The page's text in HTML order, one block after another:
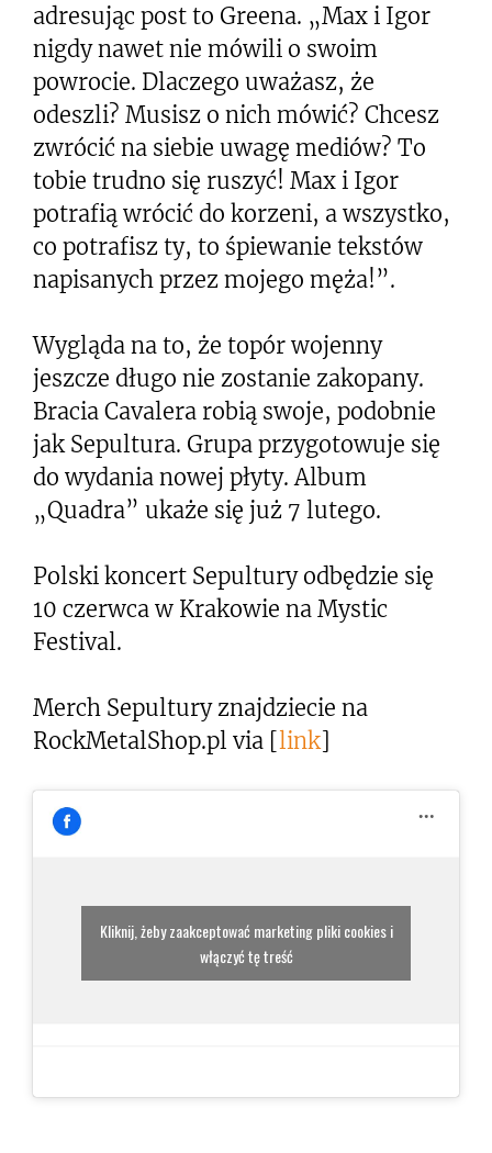
adresując post to Greena. „Max i Igor
nigdy nawet nie mówili o swoim
powrocie. Dlaczego uważasz, że
odeszli? Musisz o nich mówić? Chcesz
zwrócić na siebie uwagę mediów? To
tobie trudno się ruszyć! Max i Igor
potrafią wrócić do korzeni, a wszystko,
co potrafisz ty, to śpiewanie tekstów
napisanych przez mojego męża!”.
Wygląda na to, że topór wojenny
jeszcze długo nie zostanie zakopany.
Bracia Cavalera robią swoje, podobnie
jak Sepultura. Grupa przygotowuje się
do wydania nowej płyty. Album
„Quadra” ukaże się już 7 lutego.
Polski koncert Sepultury odbędzie się
10 czerwca w Krakowie na Mystic
Festival.
Merch Sepultury znajdziecie na
RockMetalShop.pl via [link]
Kliknij, żeby zaakceptować marketing pliki cookies i
włączyć tę treść